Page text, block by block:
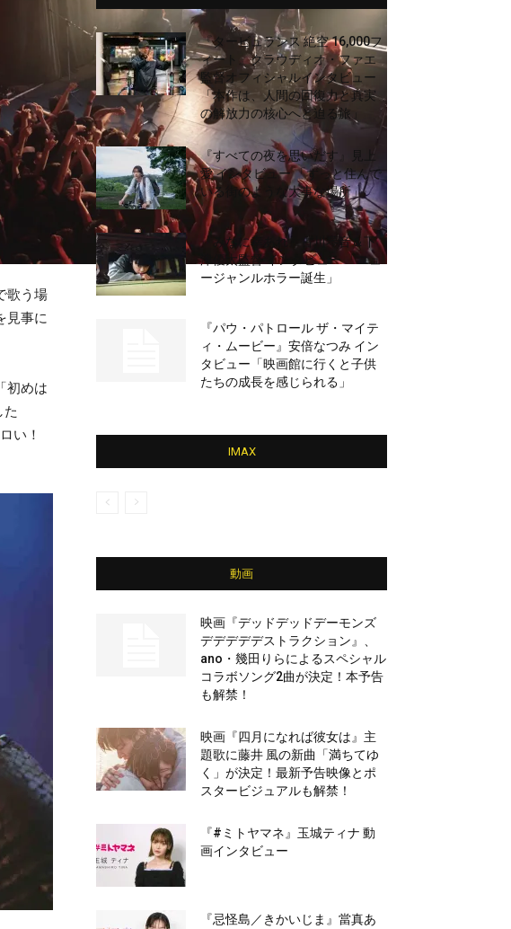
歌う場
見事に
初めは
た
い！
『タービュランス 絶空 16,000フ
ィート』クラウディオ・ファエ
監督オフィシャルインタビュー
「本作は、人間の回復力と真実
の解放力の核心へと迫る旅」
『すべての夜を思いだす』見上
愛 インタビュー 「ずっと住んで
いる街のような大事な場所」
『みなに幸あれ』古川琴音＆下
津優太監督 インタビュー 「ニュ
ージャンルホラー誕生」
『パウ・パトロール ザ・マイテ
ィ・ムービー』安倍なつみ イン
タビュー「映画館に行くと子供
たちの成長を感じられる」
IMAX
動画
映画『デッドデッドデーモンズ
デデデデデストラクション』、
ano・幾田りらによるスペシャル
コラボソング2曲が決定！本予告
も解禁！
映画『四月になれば彼女は』主
題歌に藤井 風の新曲「満ちてゆ
く」が決定！最新予告映像とポ
スタービジュアルも解禁！
『#ミトヤマネ』玉城ティナ 動
画インタビュー
『忌怪島／きかいじま』當真あ